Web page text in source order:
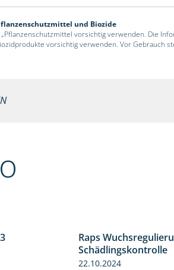
und Biozide
vorsichtig verwenden. Die
vorsichtig verwenden. Vor Gebrauch
Raps
Schädlingskontrolle
22.10.2024